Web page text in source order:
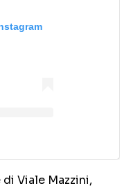
Viale Mazzini,